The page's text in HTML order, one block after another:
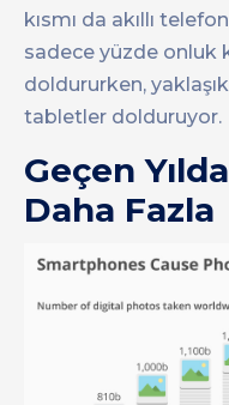
kısmı da akıllı
sadece yüzde onluk
doldururken,
tabletler dolduruyor.
Geçen
Daha Fazla